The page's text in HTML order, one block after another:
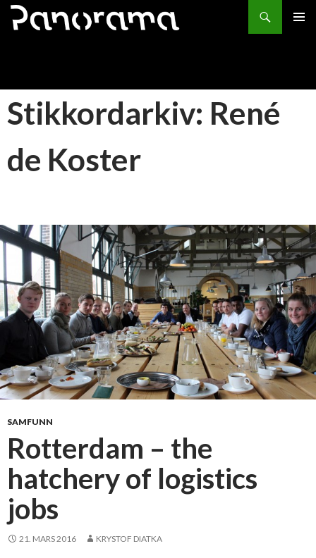
Søk
HOPP
Stikkordarkiv: René
de Koster
SAMFUNN
Rotterdam – the
hatchery of logistics
jobs
21. MARS 2016 KRYSTOF DIATKA